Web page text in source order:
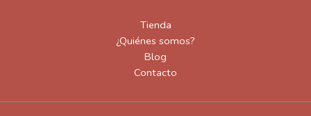
Tienda
¿Quiénes somos?
Blog
Contacto